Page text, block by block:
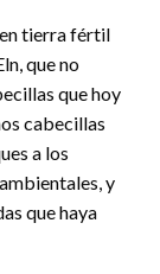
tierra fértil
que no
que hoy
cabecillas
a los
y
que haya